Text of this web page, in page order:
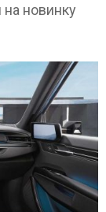
на новинку